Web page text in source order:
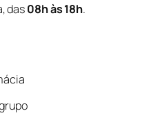
das08h às 18h.